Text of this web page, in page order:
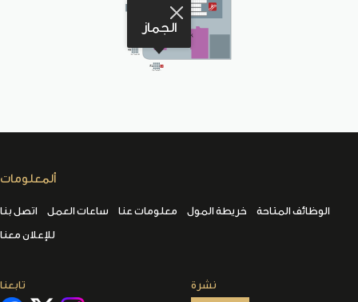
الجماز
ألمعلومات
اتصل بنا ساعات العمل معلومات عنا خريطة المول
الوظائف المتاحة
للإعلان معنا
تابعنا نشرة